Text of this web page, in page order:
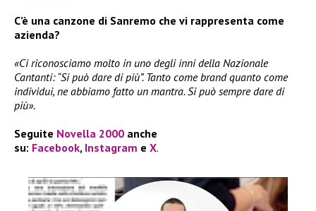
C’è una canzone di Sanremo che vi rappresenta come
azienda?
«Ci riconosciamo molto in uno degli inni della Nazionale
Cantanti: “Si può dare di più”. Tanto come brand quanto come
individui, ne abbiamo fatto un mantra. Si può sempre dare di
più».
Seguite Novella 2000 anche
su: Facebook, Instagram e X.